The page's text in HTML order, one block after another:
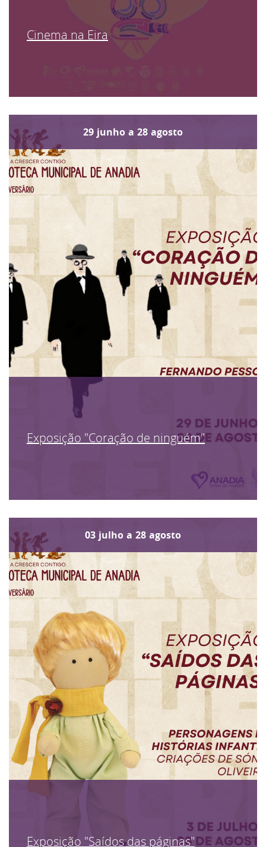
Cinema na Eira
29 junho a 28 agosto
Exposição "Coração de ninguém"
03 julho a 28 agosto
Exposição "Saídos das páginas"